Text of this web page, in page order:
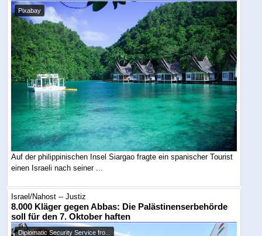
Pixabay
Auf der philippinischen Insel Siargao fragte ein spanischer Tourist
einen Israeli nach seiner ...
Israel/Nahost -- Justiz
8.000 Kläger gegen Abbas: Die Palästinenserbehörde
soll für den 7. Oktober haften
Diplomatic Security Service fro...